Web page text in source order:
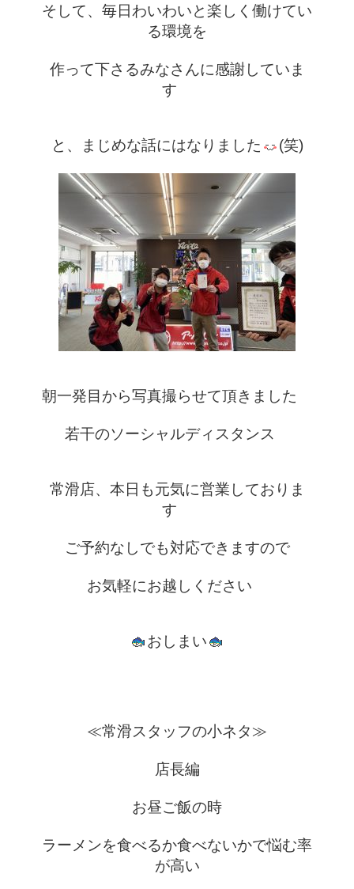
そして、毎日わいわいと楽しく働けてい
る環境を
作って下さるみなさんに感謝していま
す
と、まじめな話にはなりました (笑)
朝一発目から写真撮らせて頂きました
若干のソーシャルディスタンス
常滑店、本日も元気に営業しておりま
す
ご予約なしでも対応できますので
お気軽にお越しください
おしまい
≪常滑スタッフの小ネタ≫
店長編
お昼ご飯の時
ラーメンを食べるか食べないかで悩む率
が高い